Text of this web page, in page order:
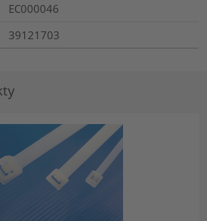
EC000046
39121703